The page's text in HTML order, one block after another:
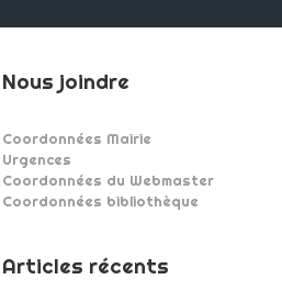
Nous joindre
Coordonnées Mairie
Urgences
Coordonnées du Webmaster
Coordonnées bibliothèque
Articles récents